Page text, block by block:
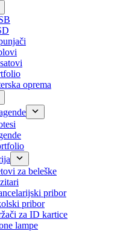
oprema
za beleške
pribor
pribor
za ID kartice
lampe